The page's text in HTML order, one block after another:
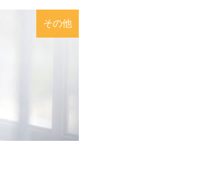
その他